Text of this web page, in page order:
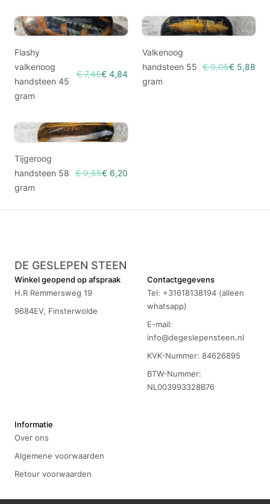
Flashy
valkenoog
handsteen 45
gram
€ 7,45€ 4,84
Valkenoog
handsteen 55
gram
€ 9,05€ 5,88
Tijgeroog
handsteen 58
gram
€ 9,55€ 6,20
DE GESLEPEN STEEN
Winkel geopend op afspraak
H.R Remmersweg 19
9684EV, Finsterwolde
Contactgegevens
Tel: +31618138194 (alleen
whatsapp)
E-mail:
info@degeslepensteen.nl
KVK-Nummer: 84626895
BTW-Nummer:
NL003993328B76
Informatie
Over ons
Algemene voorwaarden
Retour voorwaarden